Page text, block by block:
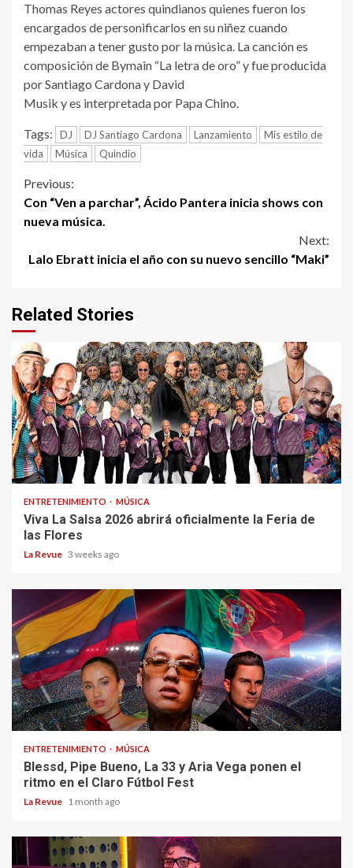
Thomas Reyes actores quindianos quienes fueron los
encargados de personificarlos en su niñez cuando
empezaban a tener gusto por la música. La canción es
composición de Bymain “La letra de oro” y fue producida
por Santiago Cardona y David
Musik y es interpretada por Papa Chino.
Tags: DJ DJ Santiago Cardona Lanzamiento
Mis estilo de
vida
Música Quindio
Continue
Reading
Previous:
Con “Ven a parchar”, Ácido Pantera inicia shows con
nueva música.
Next:
Lalo Ebratt inicia el año con su nuevo sencillo “Maki”
Related Stories
ENTRETENIMIENTO MÚSICA
Viva La Salsa 2026 abrirá oficialmente la Feria de
las Flores
La Revue 3 weeks ago
ENTRETENIMIENTO MÚSICA
Blessd, Pipe Bueno, La 33 y Aria Vega ponen el
ritmo en el Claro Fútbol Fest
La Revue 1 month ago